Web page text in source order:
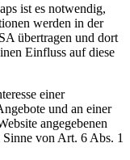
ist es notwendig,
werden in der
übertragen und dort
Einfluss auf diese
einer
und an einer
angegebenen
von Art. 6 Abs. 1